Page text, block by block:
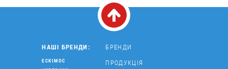
НАШІ БРЕНДИ:
ЕСКІМОС
БРЕНДИ
ПРОДУКЦІЯ